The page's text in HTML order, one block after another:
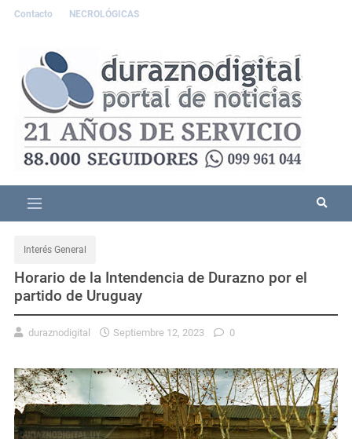
Contacto NECROLÓGICAS
Interés General
Horario de la Intendencia de Durazno por el
partido de Uruguay
duraznodigital Septiembre 12, 2023 0